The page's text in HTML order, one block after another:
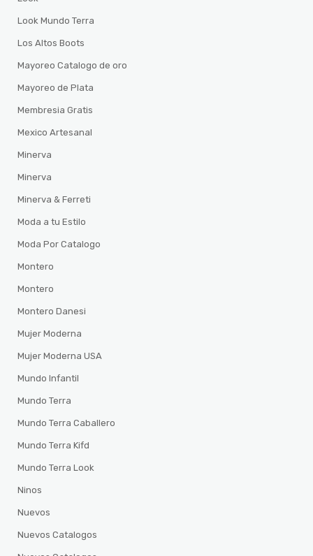
Look Mundo Terra
Los Altos Boots
Mayoreo Catalogo de oro
Mayoreo de Plata
Membresia Gratis
Mexico Artesanal
Minerva
Minerva
Minerva & Ferreti
Moda a tu Estilo
Moda Por Catalogo
Montero
Montero
Montero Danesi
Mujer Moderna
Mujer Moderna USA
Mundo Infantil
Mundo Terra
Mundo Terra Caballero
Mundo Terra Kifd
Mundo Terra Look
Ninos
Nuevos
Nuevos Catalogos